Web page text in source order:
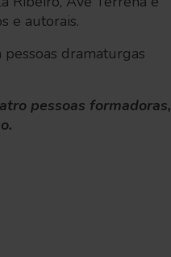
e autorais.
dramaturgas
pessoas formadoras,